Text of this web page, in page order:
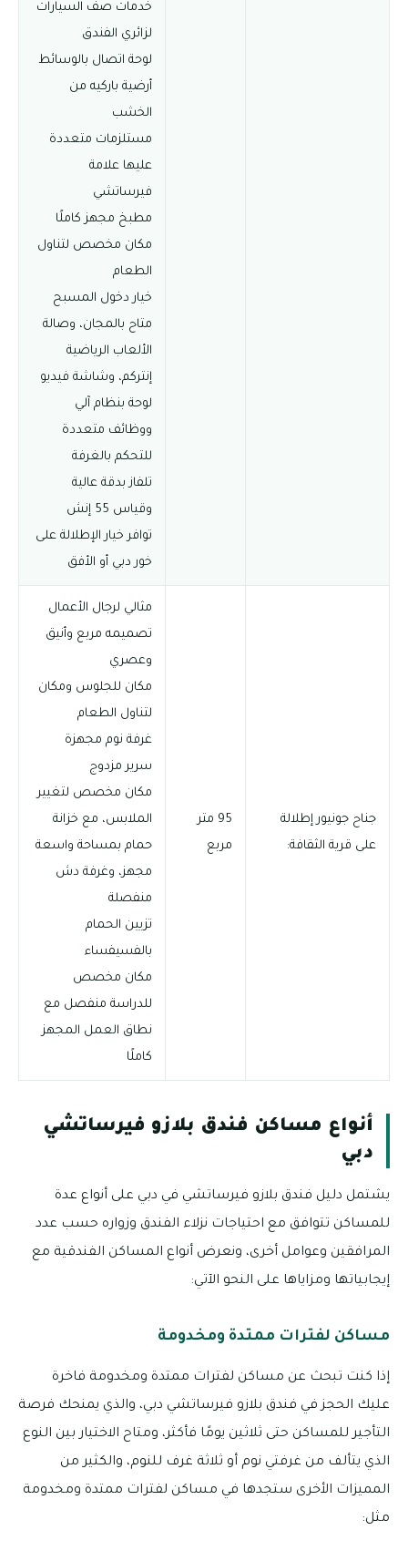
خدمات صف السيارات
لزائري الفندق
لوحة اتصال بالوسائط
أرضية باركيه من
الخشب
مستلزمات متعددة
عليها علامة
فيرساتشي
مطبخ مجهز كاملًا
مكان مخصص لتناول
الطعام
خيار دخول المسبح
متاح بالمجان، وصالة
الألعاب الرياضية
إنتركم، وشاشة فيديو
لوحة بنظام آلي
ووظائف متعددة
للتحكم بالغرفة
تلفاز بدقة عالية
وقياس 55 إنش
توافر خيار الإطلالة على
خور دبي أو الأفق
جناح جونيور إطلالة
على قرية الثقافة:
95 متر
مربع
مثالي لرجال الأعمال
تصميمه مربع وأنيق
وعصري
مكان للجلوس ومكان
لتناول الطعام
غرفة نوم مجهزة
سرير مزدوج
مكان مخصص لتغيير
الملابس، مع خزانة
حمام بمساحة واسعة
مجهز، وغرفة دش
منفصلة
تزيين الحمام
بالفسيفساء
مكان مخصص
للدراسة منفصل مع
نطاق العمل المجهز
كاملًا
أنواع مساكن فندق بلازو فيرساتشي
دبي
يشتمل دليل فندق بلازو فيرساتشي في دبي على أنواع عدة
للمساكن تتوافق مع احتياجات نزلاء الفندق وزواره حسب عدد
المرافقين وعوامل أخرى، ونعرض أنواع المساكن الفندقية مع
إيجابياتها ومزاياها على النحو الآتي:
مساكن لفترات ممتدة ومخدومة
إذا كنت تبحث عن مساكن لفترات ممتدة ومخدومة فاخرة
عليك الحجز في فندق بلازو فيرساتشي دبي، والذي يمنحك فرصة
التأجير للمساكن حتى ثلاثين يومًا فأكثر، ومتاح الاختيار بين النوع
الذي يتألف من غرفتي نوم أو ثلاثة غرف للنوم، والكثير من
المميزات الأخرى ستجدها في مساكن لفترات ممتدة ومخدومة
مثل: